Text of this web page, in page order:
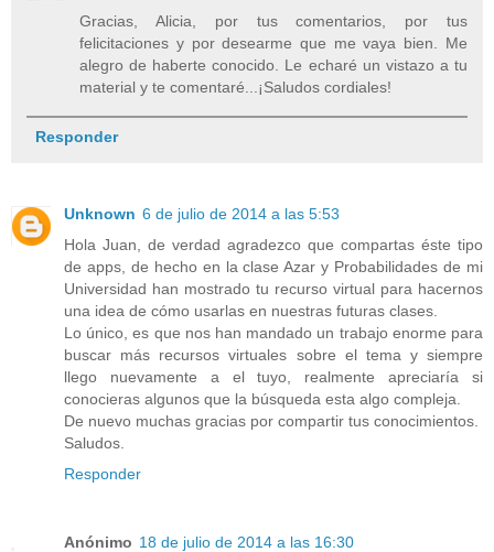
Gracias, Alicia, por tus comentarios, por tus
felicitaciones y por desearme que me vaya bien. Me
alegro de haberte conocido. Le echaré un vistazo a tu
material y te comentaré...¡Saludos cordiales!
Responder
Unknown 6 de julio de 2014 a las 5:53
Hola Juan, de verdad agradezco que compartas éste tipo
de apps, de hecho en la clase Azar y Probabilidades de mi
Universidad han mostrado tu recurso virtual para hacernos
una idea de cómo usarlas en nuestras futuras clases.
Lo único, es que nos han mandado un trabajo enorme para
buscar más recursos virtuales sobre el tema y siempre
llego nuevamente a el tuyo, realmente apreciaría si
conocieras algunos que la búsqueda esta algo compleja.
De nuevo muchas gracias por compartir tus conocimientos.
Saludos.
Responder
Anónimo 18 de julio de 2014 a las 16:30